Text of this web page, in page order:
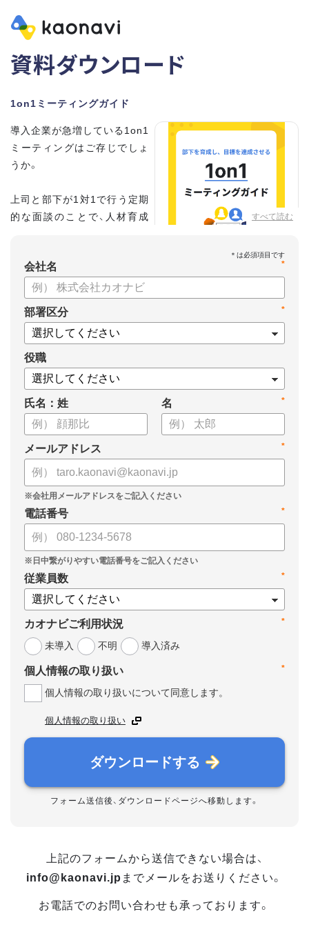
資料ダウンロード
1on1ミーティングガイド
すべて読む
導入企業が急増している1on1
ミーティングはご存じでしょ
うか。
上司と部下が1対1で行う定期
的な面談のことで、人材育成
こちらの資料では、
・1on1とは何か？
・1on1の基本的なやり方
・ 1on1 の基本アジェンダと質問例
についてまとめましたので、ぜひお役立てください。
*
会社名
*
部署区分
役職
氏名：姓 *
名
*
メールアドレス
*
電話番号
*
従業員数
*
カオナビご利用状況
未導入
不明 導入済み
*
個人情報の取り扱い
個人情報の取り扱いについて同意します。
個人情報の取り扱い
ダウンロードする
フォーム送信後、ダウンロードページへ移動します。
上記のフォームから送信できない場合は、
info@kaonavi.jp までメールをお送りください。
お電話でのお問い合わせも承っております。